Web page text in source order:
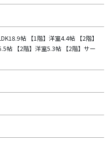
帖 【1階】洋室4.4帖 【2階】
帖 【2階】洋室5.3帖 【2階】サー